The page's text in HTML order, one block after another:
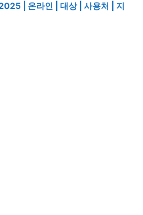
| 온라인 | 대상 | 사용처 | 지